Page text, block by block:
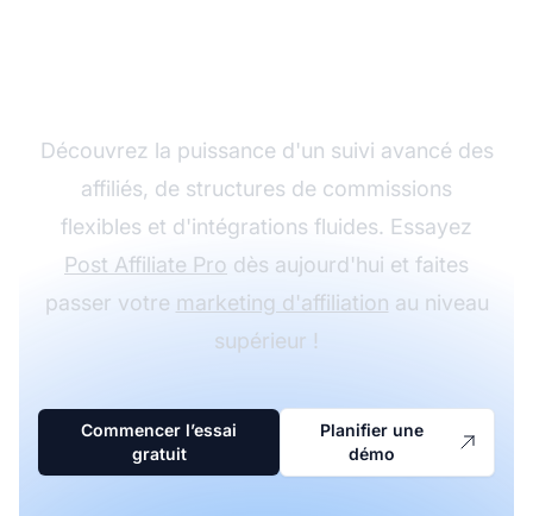
Découvrez la puissance d'un suivi avancé des
affiliés, de structures de commissions
flexibles et d'intégrations fluides. Essayez
Post Affiliate Pro dès aujourd'hui et faites
passer votre marketing d'affiliation au niveau
supérieur !
Commencer l’essai
gratuit
Planifier une
démo